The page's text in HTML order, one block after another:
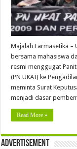
Majalah Farmasetika –
bersama mahasiswa
resmi menggugat
(PN UKAI) ke
meminta Surat
menjadi dasar
Read More »
Advertisement